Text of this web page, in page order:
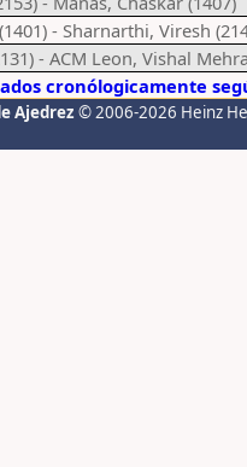
- Sharnarthi, Viresh
- ACM Leon, Vishal
cronólogicamente
Ajedrez © 2006-2026 Heinz